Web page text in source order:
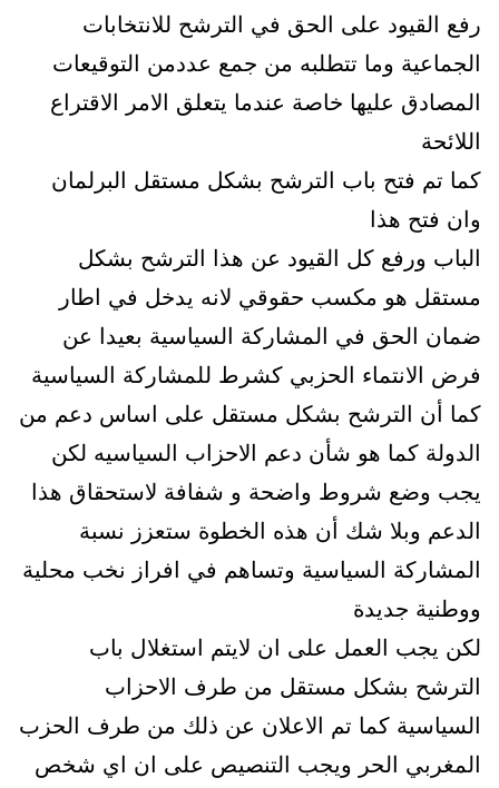
رفع القيود على الحق في الترشح للانتخابات
الجماعية وما تتطلبه من جمع عددمن التوقيعات
المصادق عليها خاصة عندما يتعلق الامر الاقتراع
اللائحة
كما تم فتح باب الترشح بشكل مستقل البرلمان
وان فتح هذا
الباب ورفع كل القيود عن هذا الترشح بشكل
مستقل هو مكسب حقوقي لانه يدخل في اطار
ضمان الحق في المشاركة السياسية بعيدا عن
فرض الانتماء الحزبي كشرط للمشاركة السياسية
كما أن الترشح بشكل مستقل على اساس دعم من
الدولة كما هو شأن دعم الاحزاب السياسيه لكن
يجب وضع شروط واضحة و شفافة لاستحقاق هذا
الدعم وبلا شك أن هذه الخطوة ستعزز نسبة
المشاركة السياسية وتساهم في افراز نخب محلية
ووطنية جديدة
لكن يجب العمل على ان لايتم استغلال باب
الترشح بشكل مستقل من طرف الاحزاب
السياسية كما تم الاعلان عن ذلك من طرف الحزب
المغربي الحر ويجب التنصيص على ان اي شخص